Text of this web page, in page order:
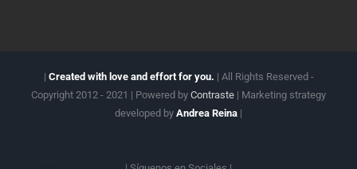
| Created with love and effort for you. | All Rights Reserved -
Copyright 2012 - 2021 | Powered by Contraste | Marketing strategy
developed by Andrea Reina |